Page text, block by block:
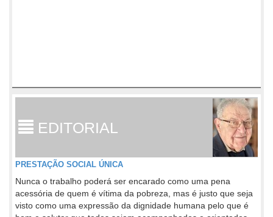
EDITORIAL
PRESTAÇÃO SOCIAL ÚNICA
Nunca o trabalho poderá ser encarado como uma pena
acessória de quem é vítima da pobreza, mas é justo que seja
visto como uma expressão da dignidade humana pelo que é